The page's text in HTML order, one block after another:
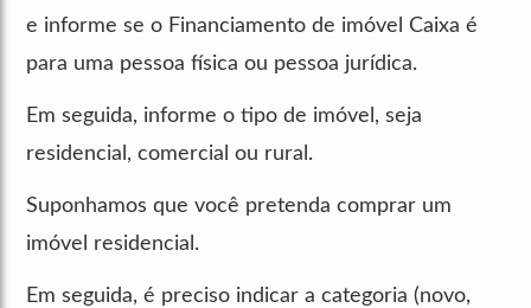
e informe se o Financiamento de imóvel Caixa é
para uma pessoa física ou pessoa jurídica.
Em seguida, informe o tipo de imóvel, seja
residencial, comercial ou rural.
Suponhamos que você pretenda comprar um
imóvel residencial.
Em seguida, é preciso indicar a categoria (novo,